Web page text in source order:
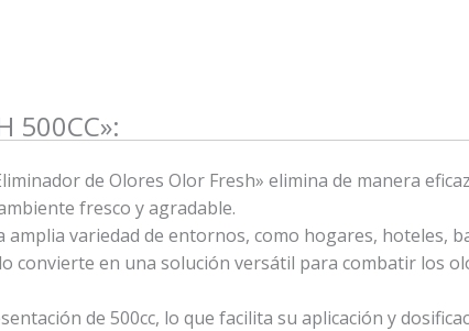
500CC»:
de Olores Olor Fresh» elimina de manera
fresco y agradable.
amplia variedad de entornos, como hogares, hoteles,
convierte en una solución versátil para combatir los
de 500cc, lo que facilita su aplicación y